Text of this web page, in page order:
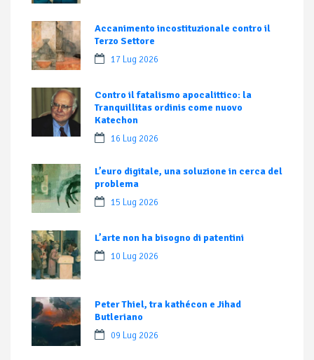
Accanimento incostituzionale contro il
Terzo Settore
17 Lug 2026
Contro il fatalismo apocalittico: la
Tranquillitas ordinis come nuovo
Katechon
16 Lug 2026
L’euro digitale, una soluzione in cerca del
problema
15 Lug 2026
L’arte non ha bisogno di patentini
10 Lug 2026
Peter Thiel, tra kathécon e Jihad
Butleriano
09 Lug 2026